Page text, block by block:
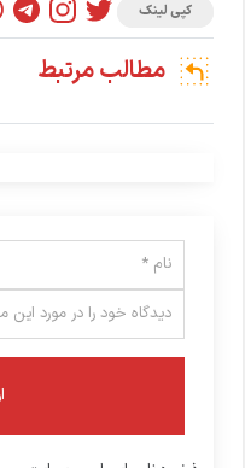
کپی لینک
مطالب مرتبط